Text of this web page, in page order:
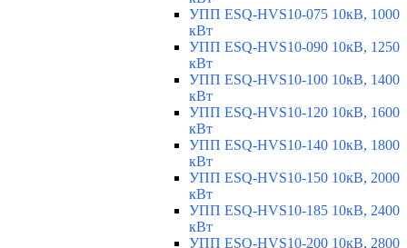
УПП ESQ-HVS10-075 10кВ, 1000
кВт
УПП ESQ-HVS10-090 10кВ, 1250
кВт
УПП ESQ-HVS10-100 10кВ, 1400
кВт
УПП ESQ-HVS10-120 10кВ, 1600
кВт
УПП ESQ-HVS10-140 10кВ, 1800
кВт
УПП ESQ-HVS10-150 10кВ, 2000
кВт
УПП ESQ-HVS10-185 10кВ, 2400
кВт
УПП ESQ-HVS10-200 10кВ, 2800